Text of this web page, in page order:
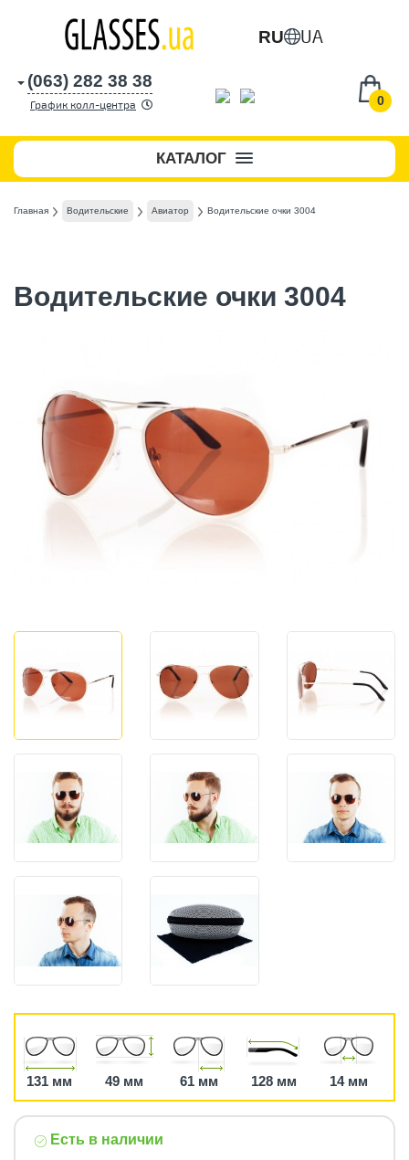
RU UA
0
(063) 282 38 38
График колл-центра
КАТАЛОГ
Главная Водительские Авиатор Водительские очки 3004
Водительские очки 3004
131 мм 49 мм 61 мм 128 мм 14 мм
Есть в наличии